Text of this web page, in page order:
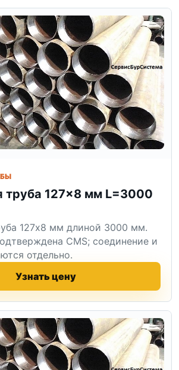
труба 127×8 мм L=3000
127x8 мм длиной 3000 мм.
CMS; соединение и
отдельно.
Узнать цену